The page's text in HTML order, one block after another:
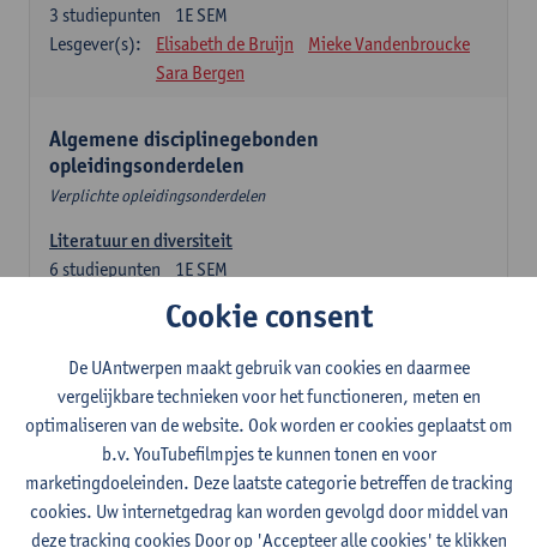
1E SEM
3 studiepunten
Lesgever(s):
Elisabeth de Bruijn
Mieke Vandenbroucke
Sara Bergen
Algemene disciplinegebonden
opleidingsonderdelen
Verplichte opleidingsonderdelen
Literatuur en diversiteit
1E SEM
6 studiepunten
Remco Sleiderink
2E SEM
studiepunten
Lesgever(s):
Astrid De Wit Peter Petré
Engels: verplichte opleidingsonderdelen
Engels: taalbeheersing 1
Cookie consent
De UAntwerpen maakt gebruik van cookies en daarmee
vergelijkbare technieken voor het functioneren, meten en
optimaliseren van de website. Ook worden er cookies geplaatst om
b.v. YouTubefilmpjes te kunnen tonen en voor
marketingdoeleinden. Deze laatste categorie betreffen de tracking
cookies. Uw internetgedrag kan worden gevolgd door middel van
deze tracking cookies Door op 'Accepteer alle cookies' te klikken